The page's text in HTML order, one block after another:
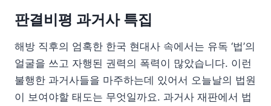
판결비평 과거사 특집
해방 직후의 엄혹한 한국 현대사 속에서는 유독 ‘법’의
얼굴을 쓰고 자행된 권력의 폭력이 많았습니다. 이런
불행한 과거사들을 마주하는데 있어서 오늘날의 법원
이 보여야할 태도는 무엇일까요. 과거사 재판에서 법